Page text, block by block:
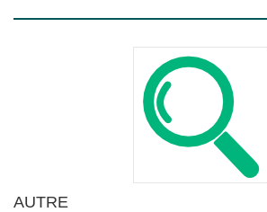
AUTRE